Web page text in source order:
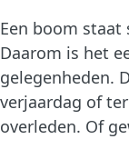
Een boom
Daarom is het
gelegenheden.
verjaardag of
overleden. Of